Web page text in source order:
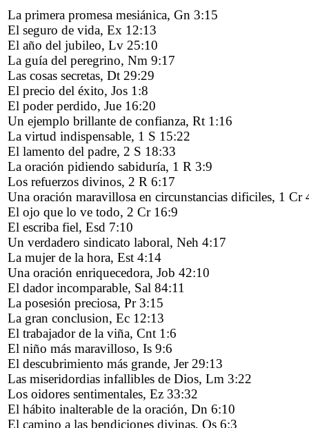
La primera promesa mesiánica, Gn 3:15
El seguro de vida, Ex 12:13
El año del jubileo, Lv 25:10
La guía del peregrino, Nm 9:17
Las cosas secretas, Dt 29:29
El precio del éxito, Jos 1:8
El poder perdido, Jue 16:20
Un ejemplo brillante de confianza, Rt 1:16
La virtud indispensable, 1 S 15:22
El lamento del padre, 2 S 18:33
La oración pidiendo sabiduría, 1 R 3:9
Los refuerzos divinos, 2 R 6:17
Una oración maravillosa en circunstancias dificiles, 1 Cr
El ojo que lo ve todo, 2 Cr 16:9
El escriba fiel, Esd 7:10
Un verdadero sindicato laboral, Neh 4:17
La mujer de la hora, Est 4:14
Una oración enriquecedora, Job 42:10
El dador incomparable, Sal 84:11
La posesión preciosa, Pr 3:15
La gran conclusion, Ec 12:13
El trabajador de la viña, Cnt 1:6
El niño más maravilloso, Is 9:6
El descubrimiento más grande, Jer 29:13
Las miseridordias infallibles de Dios, Lm 3:22
Los oidores sentimentales, Ez 33:32
El hábito inalterable de la oración, Dn 6:10
El camino a las bendiciones divinas, Os 6:3